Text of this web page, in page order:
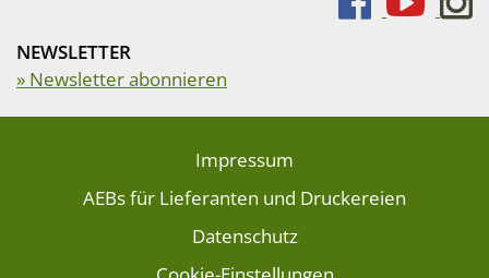
NEWSLETTER
» Newsletter abonnieren
Impressum
AEBs für Lieferanten und Druckereien
Datenschutz